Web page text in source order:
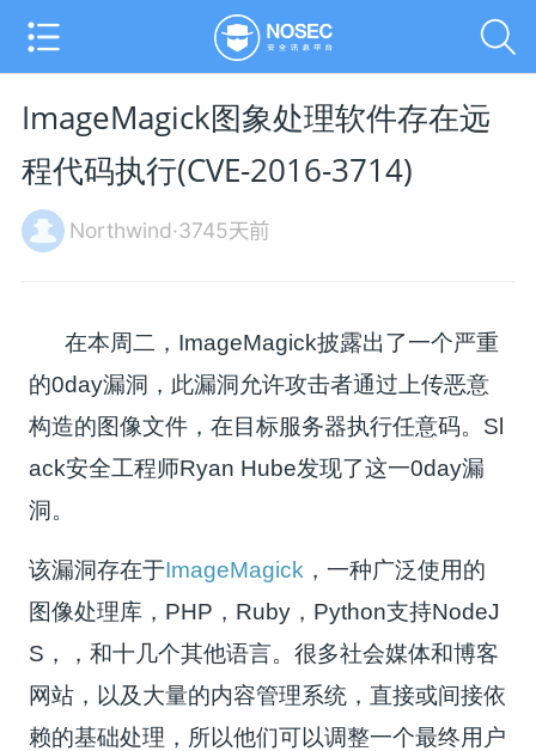
ImageMagick图象处理软件存在远
程代码执行(CVE-2016-3714)
Northwind·3745天前
在本周二，ImageMagick披露出了一个严重
的0day漏洞，此漏洞允许攻击者通过上传恶意
构造的图像文件，在目标服务器执行任意码。Sl
ack安全工程师Ryan Hube发现了这一0day漏
洞。
该漏洞存在于ImageMagick ，一种广泛使用的
图像处理库，PHP，Ruby，Python支持NodeJ
S，，和十几个其他语言。很多社会媒体和博客
网站，以及大量的内容管理系统，直接或间接依
赖的基础处理，所以他们可以调整一个最终用户